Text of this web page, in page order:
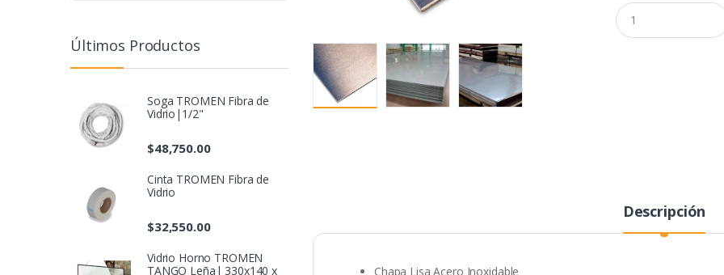
Q
u
a
Descripción
Chapa Lisa Acero Inoxidable
Últimos Productos
Soga TROMEN Fibra de
Vidrio|1/2"
$48,750.00
Cinta TROMEN Fibra de
Vidrio
$32,550.00
Vidrio Horno TROMEN
TANGO Leña| 330x140 x